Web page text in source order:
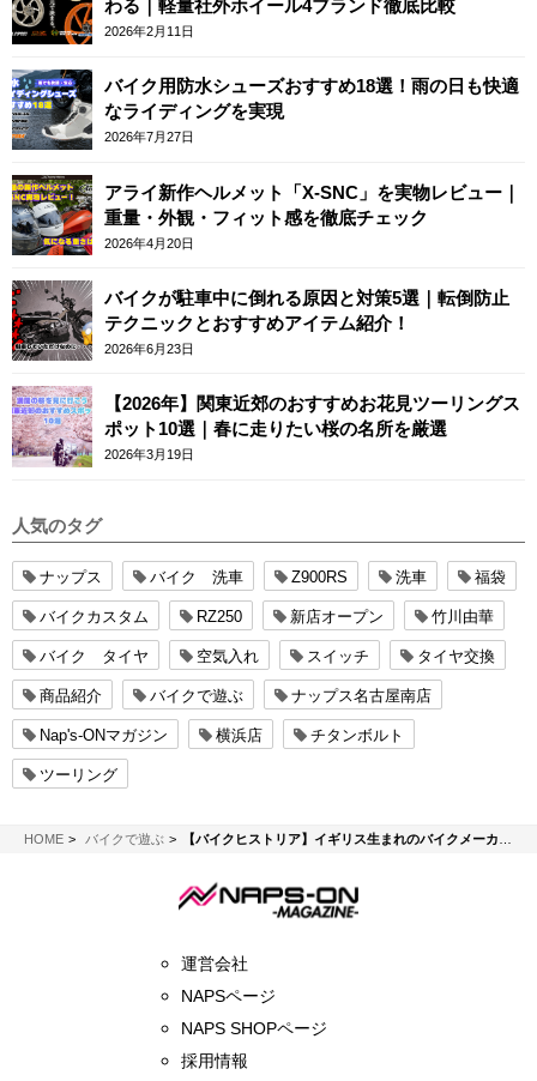
わる｜軽量社外ホイール4ブランド徹底比較
2026年2月11日
バイク用防水シューズおすすめ18選！雨の日も快適
なライディングを実現
2026年7月27日
アライ新作ヘルメット「X-SNC」を実物レビュー｜
重量・外観・フィット感を徹底チェック
2026年4月20日
バイクが駐車中に倒れる原因と対策5選｜転倒防止
テクニックとおすすめアイテム紹介！
2026年6月23日
【2026年】関東近郊のおすすめお花見ツーリングス
ポット10選｜春に走りたい桜の名所を厳選
2026年3月19日
人気のタグ
ナップス バイク 洗車 Z900RS 洗車 福袋
バイクカスタム RZ250 新店オープン 竹川由華
バイク タイヤ 空気入れ スイッチ タイヤ交換
商品紹介 バイクで遊ぶ ナップス名古屋南店
Nap's-ONマガジン 横浜店 チタンボルト
ツーリング
HOMENAPS-ON マガジン
バイクで遊ぶ 【バイクヒストリア】イギリス生まれのバイクメーカー「トライアンフ」の波乱に満ちた歴史
運営会社
NAPSページ
NAPS SHOPページ
採用情報